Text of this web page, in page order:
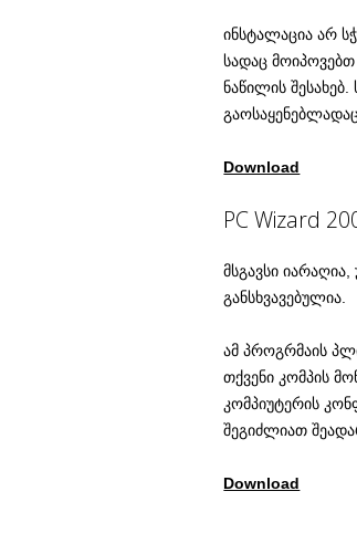
ინსტალაცია არ
სადაც
ნაწილის
Download
PC Wizard
მსგავსი
განსხვავებულია.
ამ პროგრმაის
თქვენი კომპის
კომპიუტერის
შეგიძლიათ
Download